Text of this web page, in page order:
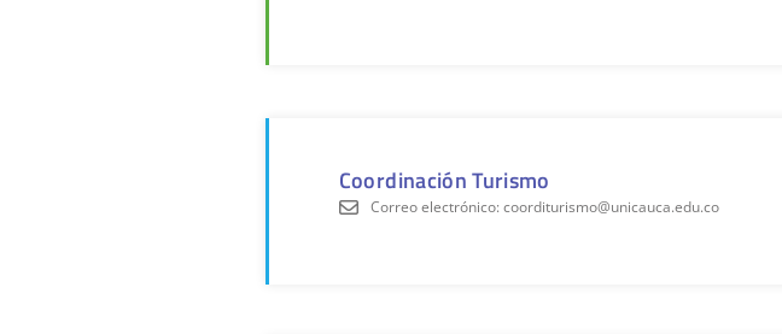
Coordinación Turismo
Correo electrónico: coorditurismo@unicauca.edu.co